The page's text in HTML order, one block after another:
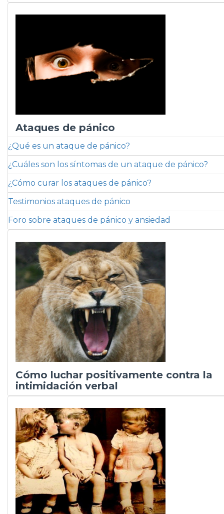
Ataques de pánico
¿Qué es un ataque de pánico?
¿Cuáles son los síntomas de un ataque de pánico?
¿Cómo curar los ataques de pánico?
Testimonios ataques de pánico
Foro sobre ataques de pánico y ansiedad
Cómo luchar positivamente contra la
intimidación verbal